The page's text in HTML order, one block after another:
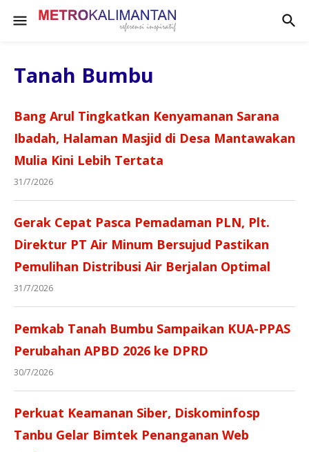
Tanah Bumbu
Bang Arul Tingkatkan Kenyamanan Sarana
Ibadah, Halaman Masjid di Desa Mantawakan
Mulia Kini Lebih Tertata
31/7/2026
Gerak Cepat Pasca Pemadaman PLN, Plt.
Direktur PT Air Minum Bersujud Pastikan
Pemulihan Distribusi Air Berjalan Optimal
31/7/2026
Pemkab Tanah Bumbu Sampaikan KUA-PPAS
Perubahan APBD 2026 ke DPRD
30/7/2026
Perkuat Keamanan Siber, Diskominfosp
Tanbu Gelar Bimtek Penanganan Web